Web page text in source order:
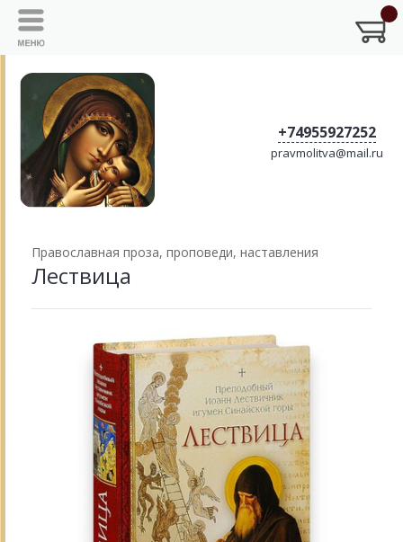
+74955927252
pravmolitva@mail.ru
Православная проза, проповеди, наставления
Лествица